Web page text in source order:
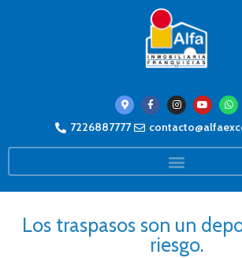
7226887777
Los traspasos son un
riesgo.